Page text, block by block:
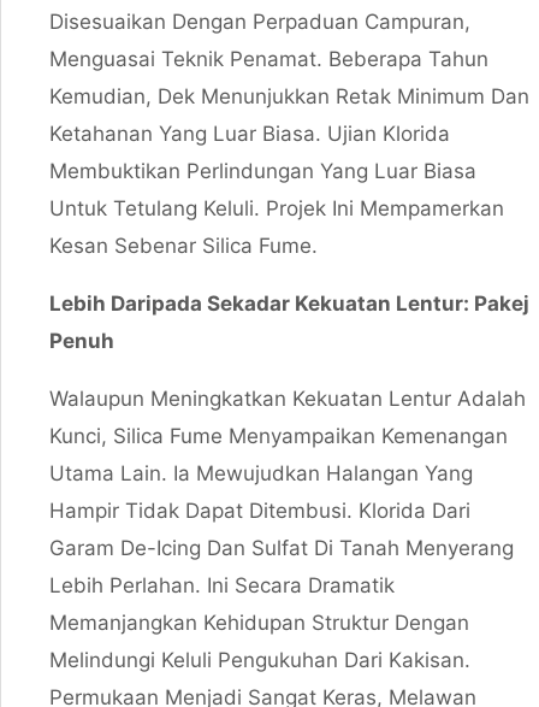
Disesuaikan Dengan Perpaduan Campuran,
Menguasai Teknik Penamat. Beberapa Tahun
Kemudian, Dek Menunjukkan Retak Minimum Dan
Ketahanan Yang Luar Biasa. Ujian Klorida
Membuktikan Perlindungan Yang Luar Biasa
Untuk Tetulang Keluli. Projek Ini Mempamerkan
Kesan Sebenar Silica Fume.
Lebih Daripada Sekadar Kekuatan Lentur: Pakej
Penuh
Walaupun Meningkatkan Kekuatan Lentur Adalah
Kunci, Silica Fume Menyampaikan Kemenangan
Utama Lain. Ia Mewujudkan Halangan Yang
Hampir Tidak Dapat Ditembusi. Klorida Dari
Garam De-Icing Dan Sulfat Di Tanah Menyerang
Lebih Perlahan. Ini Secara Dramatik
Memanjangkan Kehidupan Struktur Dengan
Melindungi Keluli Pengukuhan Dari Kakisan.
Permukaan Menjadi Sangat Keras, Melawan